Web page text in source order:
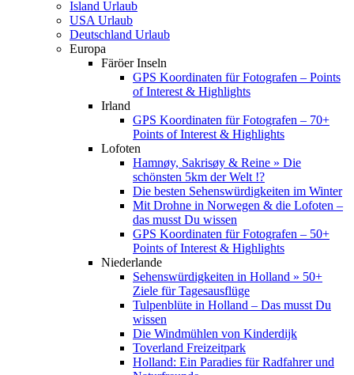
Island Urlaub
USA Urlaub
Deutschland Urlaub
Europa
Färöer Inseln
GPS Koordinaten für Fotografen – Points
of Interest & Highlights
Irland
GPS Koordinaten für Fotografen – 70+
Points of Interest & Highlights
Lofoten
Hamnøy, Sakrisøy & Reine » Die
schönsten 5km der Welt !?
Die besten Sehenswürdigkeiten im Winter
Mit Drohne in Norwegen & die Lofoten –
das musst Du wissen
GPS Koordinaten für Fotografen – 50+
Points of Interest & Highlights
Niederlande
Sehenswürdigkeiten in Holland » 50+
Ziele für Tagesausflüge
Tulpenblüte in Holland – Das musst Du
wissen
Die Windmühlen von Kinderdijk
Toverland Freizeitpark
Holland: Ein Paradies für Radfahrer und